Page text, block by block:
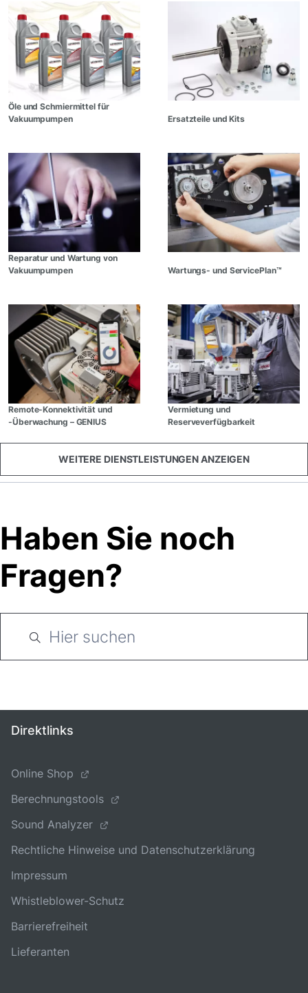
Öle und Schmiermittel für
Vakuumpumpen
Ersatzteile und Kits
Reparatur und Wartung von
Vakuumpumpen
Wartungs- und ServicePlan™
Remote-Konnektivität und
-Überwachung – GENIUS
Vermietung und
Reserveverfügbarkeit
WEITERE DIENSTLEISTUNGEN ANZEIGEN
Haben Sie noch
Fragen?
Direktlinks
Online Shop
Berechnungstools
Sound Analyzer
Rechtliche Hinweise und Datenschutzerklärung
Impressum
Whistleblower-Schutz
Barrierefreiheit
Lieferanten